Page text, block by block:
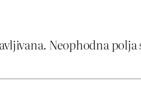
Neophodna polja